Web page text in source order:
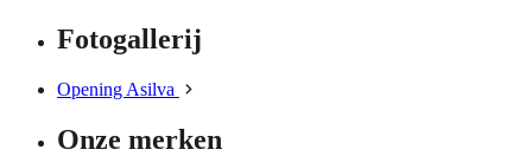
Fotogallerij
Opening Asilva
Onze merken